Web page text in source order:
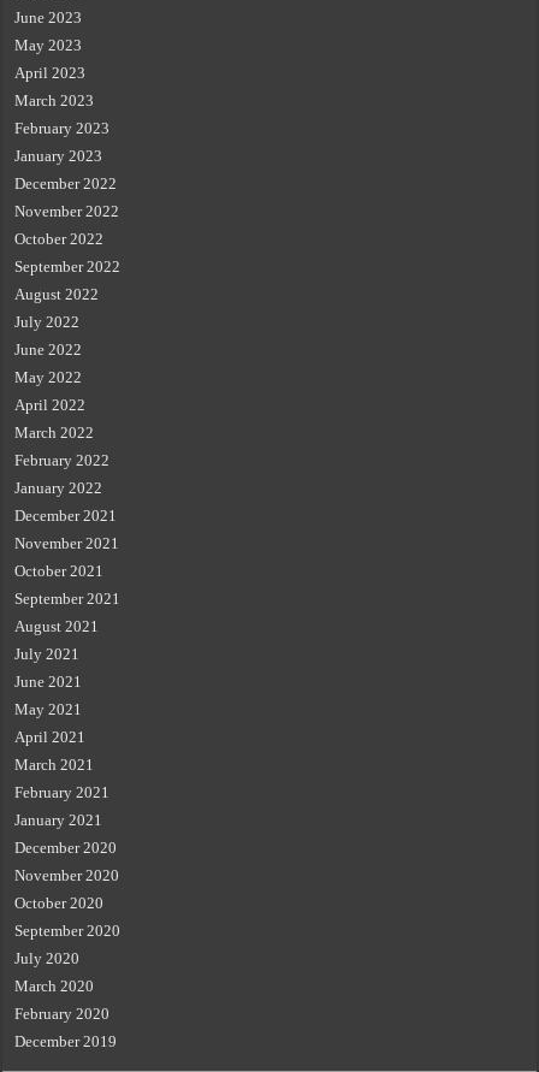
June 2023
May 2023
April 2023
March 2023
February 2023
January 2023
December 2022
November 2022
October 2022
September 2022
August 2022
July 2022
June 2022
May 2022
April 2022
March 2022
February 2022
January 2022
December 2021
November 2021
October 2021
September 2021
August 2021
July 2021
June 2021
May 2021
April 2021
March 2021
February 2021
January 2021
December 2020
November 2020
October 2020
September 2020
July 2020
March 2020
February 2020
December 2019